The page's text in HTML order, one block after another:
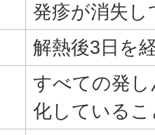
発疹が消失
解熱後3日を
すべての発
化しているこ